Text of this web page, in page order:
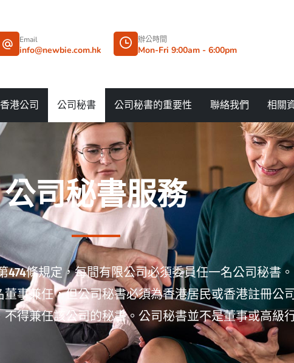
Email
info@newbie.com.hk
辦公時間
Mon-Fri 9:00am - 6:00pm
港公司 公司秘書 公司秘書的重要性 聯絡我們 相關
公司秘書服務
474條規定，每間有限公司必須委員任一名公司秘書。
事兼任，但公司秘書必須為香港居民或香港註冊公
得兼任該公司的秘書。公司秘書並不是董事或高級